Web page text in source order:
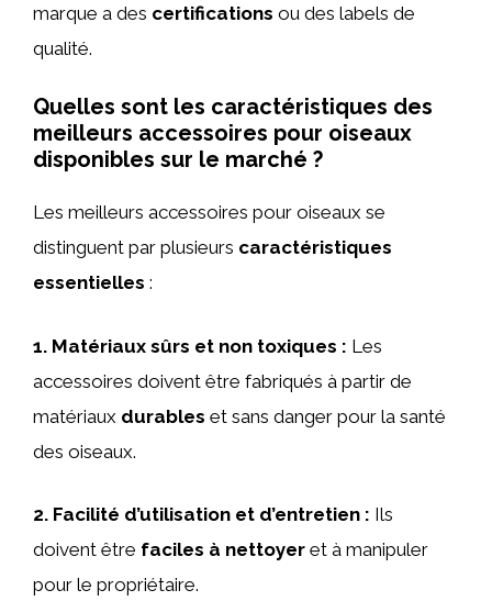
marque a des certifications ou des labels de
qualité.
Quelles sont les caractéristiques des
meilleurs accessoires pour oiseaux
disponibles sur le marché ?
Les meilleurs accessoires pour oiseaux se
distinguent par plusieurs caractéristiques
essentielles :
1. Matériaux sûrs et non toxiques : Les
accessoires doivent être fabriqués à partir de
matériaux durables et sans danger pour la santé
des oiseaux.
2. Facilité d’utilisation et d’entretien : Ils
doivent être faciles à nettoyer et à manipuler
pour le propriétaire.